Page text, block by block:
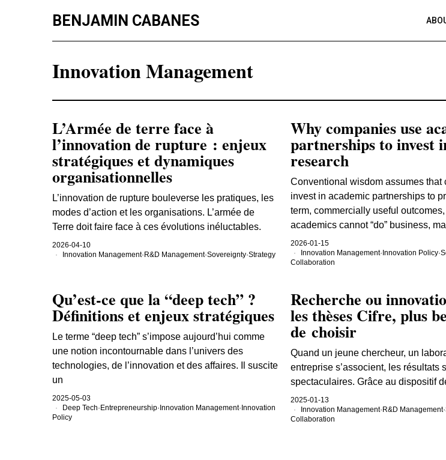
BENJAMIN CABANES
Innovation Management
L’Armée de terre face à
l’innovation de rupture : enjeux
stratégiques et dynamiques
organisationnelles
L’innovation de rupture bouleverse les pratiques, les
modes d’action et les organisations. L’armée de
Terre doit faire face à ces évolutions inéluctables.
2026-04-10
Innovation Management· R&D Management·Sovereignty·Strategy
Why companies use
partnerships to invest
research
Conventional wisdom assumes that
invest in academic partnerships to
term, commercially useful
academics cannot “do” business,
2026-01-15
Innovation Management· Innovation Policy·
Collaboration
Qu’est-ce que la “deep tech” ?
Définitions et enjeux stratégiques
Le terme “deep tech” s’impose aujourd’hui comme
une notion incontournable dans l’univers des
technologies, de l’innovation et des affaires. Il suscite
un
2025-05-03
Deep Tech· Entrepreneurship· Innovation Management· Innovation
Policy
Recherche ou
les thèses Cifre, plus
de choisir
Quand un jeune chercheur, un
entreprise s’associent, les résultats
spectaculaires. Grâce au dispositif
2025-01-13
Innovation Management· R&D Management·
Collaboration